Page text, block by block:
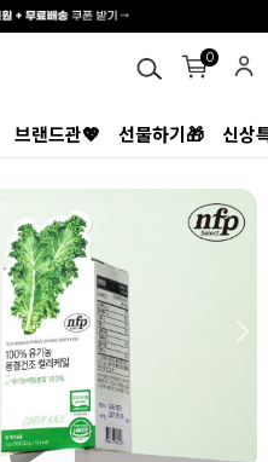
0
브랜드관💖 선물하기🎁 신상